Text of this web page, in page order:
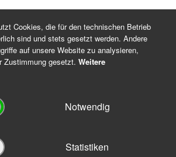
Cookies, die für den technischen Betrieb
sind und stets gesetzt werden. Andere
auf unsere Website zu analysieren,
Zustimmung gesetzt. Weitere
Notwendig
Statistiken